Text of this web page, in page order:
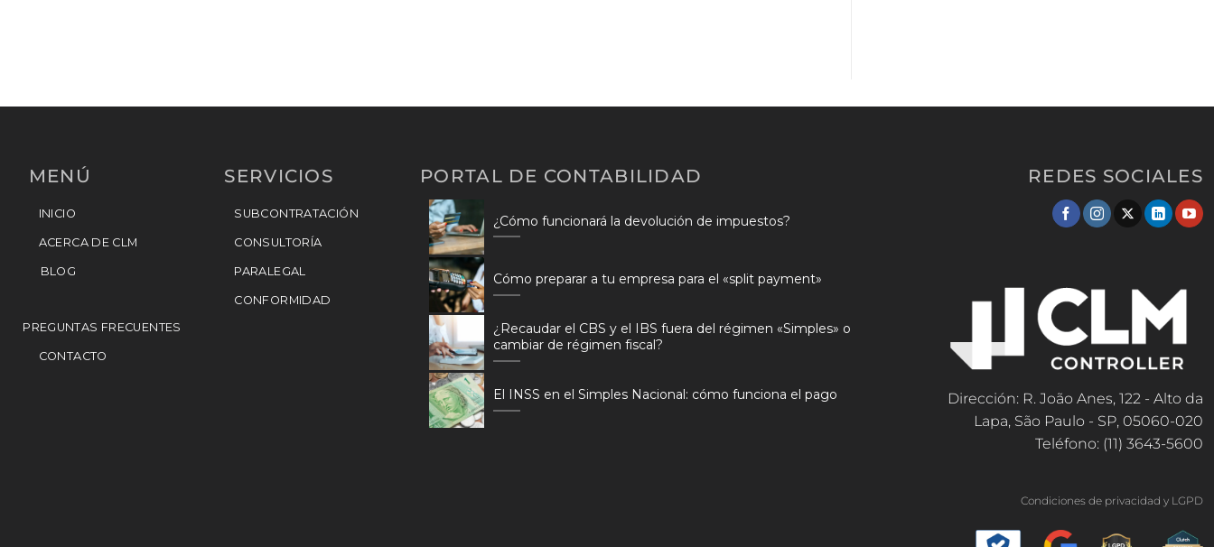
MENÚ
INICIO
ACERCA DE CLM
BLOG
PREGUNTAS FRECUENTES
CONTACTO
SERVICIOS
SUBCONTRATACIÓN
CONSULTORÍA
PARALEGAL
CONFORMIDAD
PORTAL DE CONTABILIDAD
¿Cómo funcionará la devolución de impuestos?
Cómo preparar a tu empresa para el «split payment»
¿Recaudar el CBS y el IBS fuera del régimen «Simples» o
cambiar de régimen fiscal?
El INSS en el Simples Nacional: cómo funciona el pago
REDES SOCIALES
Dirección: R. João Anes, 122 - Alto da
Lapa, São Paulo - SP, 05060-020
Teléfono: (11) 3643-5600
Condiciones de privacidad y LGPD